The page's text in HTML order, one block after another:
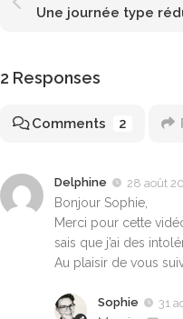
Une journée type
2 Responses
Comments 2
Delphine 28 août
Bonjour Sophie,
Merci pour cette
sais que j’ai des
Au plaisir de vous
Sophie 31